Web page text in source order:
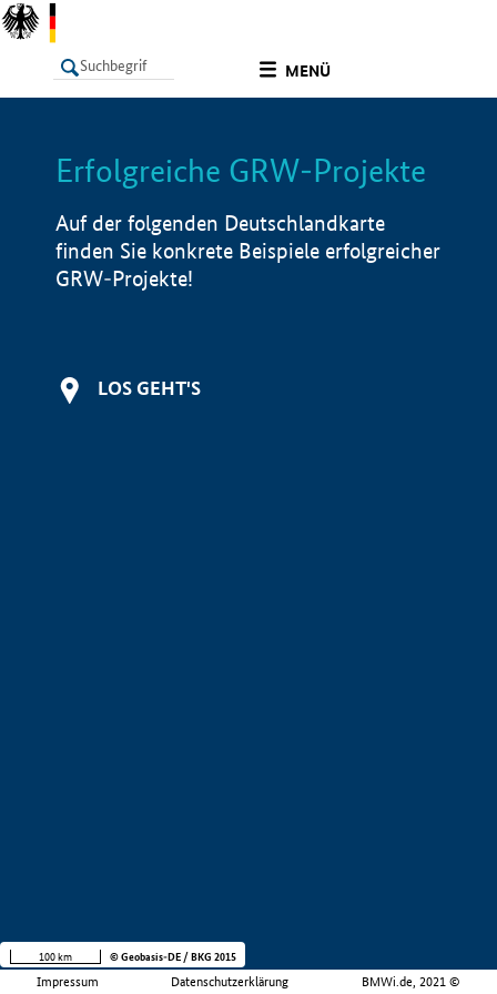
MENÜ
LISTE Info
Erfolgreiche GRW-Projekte
Auf der folgenden Deutschlandkarte
finden Sie konkrete Beispiele erfolgreicher
GRW-Projekte!
LOS GEHT'S
Impressum Datenschutzerklärung BMWi.de, 2021 ©
100 km © Geobasis-DE / BKG 2015